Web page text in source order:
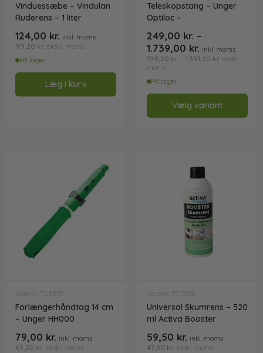
Vinduessæbe – Vindulan
Ruderens – 1 liter
124,00 kr. inkl. moms
99,20 kr. ekskl. moms
På lager
Læg i kurv
Teleskopstang – Unger
Optiloc –
249,00 kr. –
1.739,00 kr. inkl. moms
199,20 kr. – 1.391,20 kr. ekskl.
moms
På lager
Vælg variant
Varenr: TC55131
Forlængerhåndtag 14 cm
– Unger HH000
79,00 kr. inkl. moms
63,20 kr. ekskl. moms
Varenr: TC15193
Universal Skumrens – 520
ml Activa Booster
59,50 kr. inkl. moms
47,60 kr. ekskl. moms